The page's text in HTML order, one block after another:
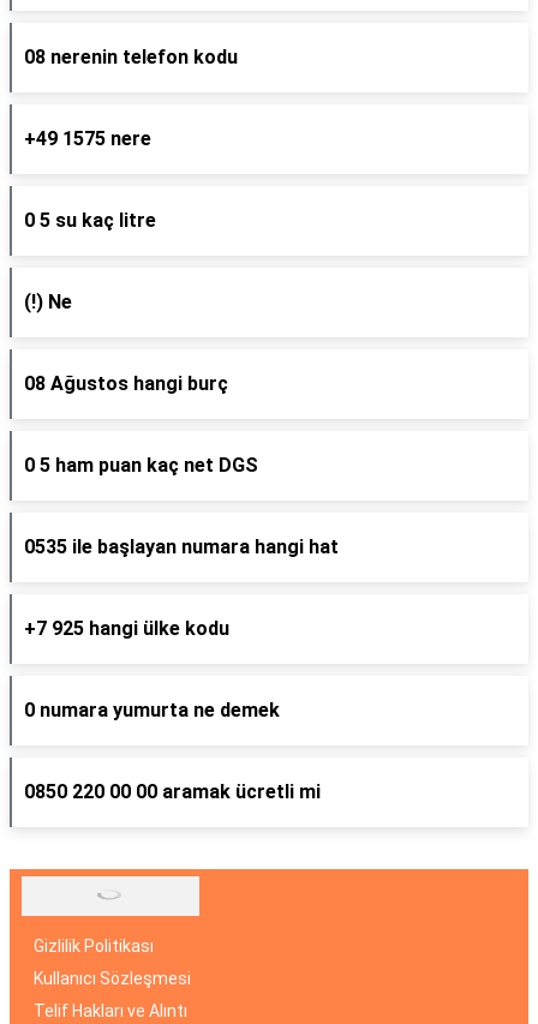
08 nerenin telefon kodu
+49 1575 nere
0 5 su kaç litre
(!) Ne
08 Ağustos hangi burç
0 5 ham puan kaç net DGS
0535 ile başlayan numara hangi hat
+7 925 hangi ülke kodu
0 numara yumurta ne demek
0850 220 00 00 aramak ücretli mi
Gizlilik Politikası
Kullanıcı Sözleşmesi
Telif Hakları ve Alıntı